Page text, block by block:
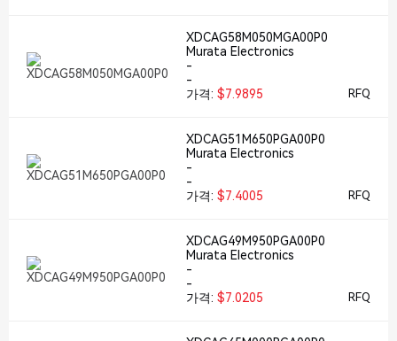
XDCAG58M050MGA00P0
Murata Electronics
-
-
가격: $7.9895 RFQ
XDCAG51M650PGA00P0
Murata Electronics
-
-
가격: $7.4005 RFQ
XDCAG49M950PGA00P0
Murata Electronics
-
-
가격: $7.0205 RFQ